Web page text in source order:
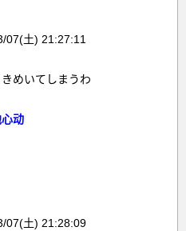
07(土) 21:27:11
めいてしまうわ
动
07(土) 21:28:09